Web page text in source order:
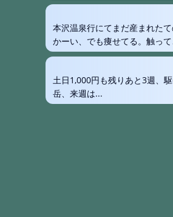
本沢温泉行にてまだ産まれた
かーい、でも痩せてる。触って
土日1,000円も残りあと3週、
岳、来週は...